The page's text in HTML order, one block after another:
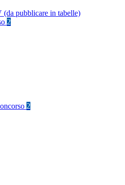
(da pubblicare in tabelle)
2
2